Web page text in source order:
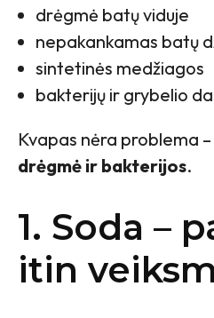
drėgmė batų viduje
nepakankamas batų
sintetinės medžiagos
bakterijų ir grybelio
Kvapas nėra problema –
drėgmė ir bakterijos.
1. Soda –
itin